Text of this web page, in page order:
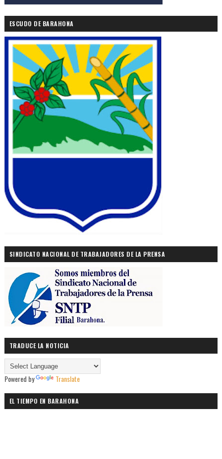
ESCUDO DE BARAHONA
SINDICATO NACIONAL DE TRABAJADORES DE LA PRENSA
TRADUCE LA NOTICIA
Powered by Translate
EL TIEMPO EN BARAHONA